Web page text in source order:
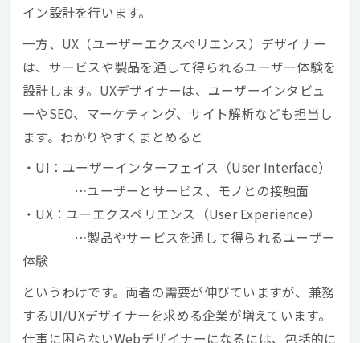
イン設計を行います。
一方、UX（ユーザーエクスペリエンス）デザイナー
は、サービスや製品を通して得られるユーザー体験を
設計します。UXデザイナーは、ユーザーインタビュ
ーやSEO、マーケティング、サイト解析なども担当し
ます。わかりやすくまとめると
・UI：ユーザーインターフェイス（User Interface）
…ユーザーとサービス、モノとの接触面
・UX：ユーエクスペリエンス（User Experience）
…製品やサービスを通して得られるユーザー
体験
というわけです。両者の需要が伸びていますが、兼務
するUI/UXデザイナーを求める企業が増えています。
仕事に困らないWebデザイナーになるには、包括的に